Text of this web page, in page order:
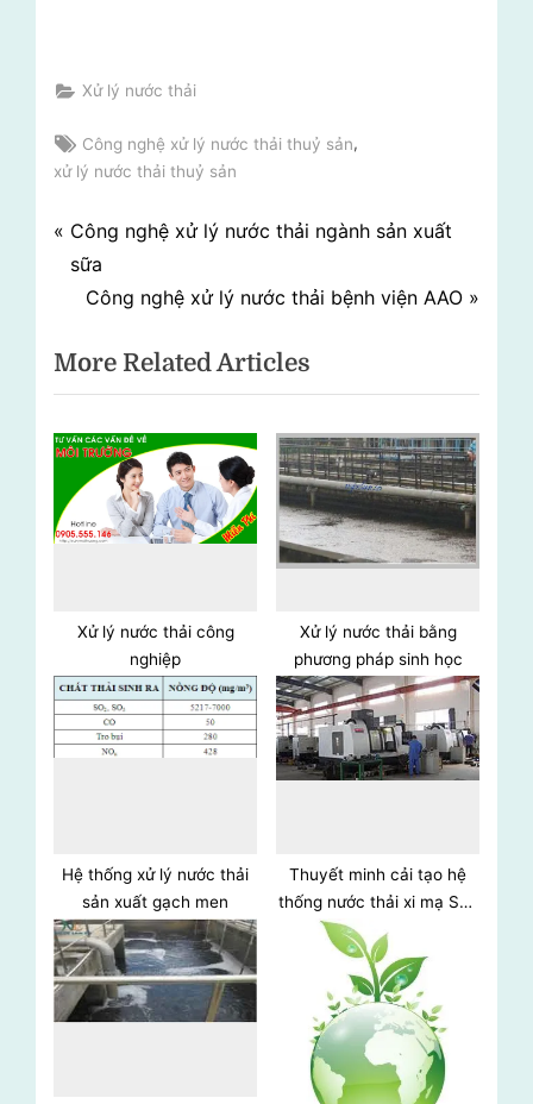
Xử lý nước thải
Tags:
Công nghệ xử lý nước thải thuỷ sản,
xử lý nước thải thuỷ sản
Điều
hướng
viết
P
r
i
o
u
s
P
o
Công nghệ xử lý nước thải ngành sản xuất
sữa
N
x
t
P
o
t
Công nghệ xử lý nước thải bệnh viện AAO
More Related Articles
Xử lý nước thải công
nghiệp
Xử lý nước thải bằng
phương pháp sinh học
Hệ thống xử lý nước thải
sản xuất gạch men
Thuyết minh cải tạo hệ
thống nước thải xi mạ Sơn
Hà